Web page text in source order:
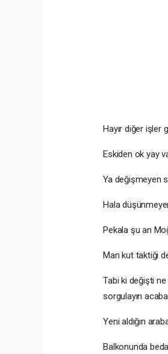
Hayır diğer işler
Eskiden ok yay
Ya değişmeyen
Hala
Pekala şu an
Man kut taktiği
Tabi ki değişti ne
sorgulayın
Yeni aldığın
Balkonunda